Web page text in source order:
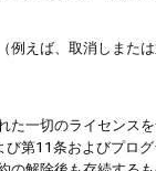
例えば、取消しまた
た一切のライセンス
第11条およびプロ